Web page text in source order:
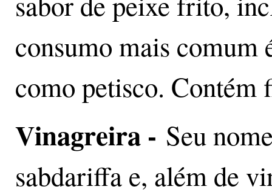
consumo mais comum
como petisco. Contém
Vinagreira - Seu
sabdariffa e, além de